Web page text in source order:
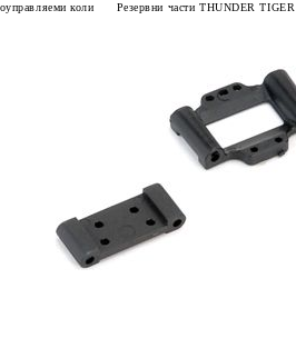
коли Резервни части THUNDER TIGER